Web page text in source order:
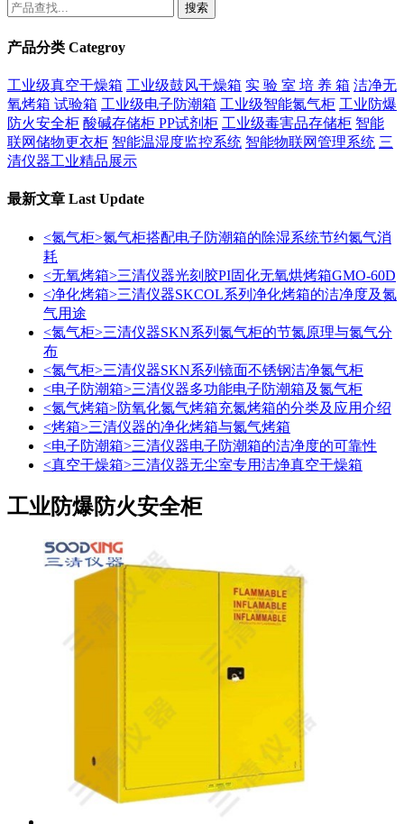
搜索
产品分类 Categroy
工业级真空干燥箱 工业级鼓风干燥箱 实 验 室 培 养 箱 洁净无
氧烤箱 试验箱 工业级电子防潮箱 工业级智能氮气柜 工业防爆
防火安全柜 酸碱存储柜 PP试剂柜 工业级毒害品存储柜 智能
联网储物更衣柜 智能温湿度监控系统 智能物联网管理系统 三
清仪器工业精品展示
最新文章 Last Update
<氮气柜>氮气柜搭配电子防潮箱的除湿系统节约氮气消
耗
<无氧烤箱>三清仪器光刻胶PI固化无氧烘烤箱GMO-60D
<净化烤箱>三清仪器SKCOL系列净化烤箱的洁净度及氮
气用途
<氮气柜>三清仪器SKN系列氮气柜的节氮原理与氮气分
布
<氮气柜>三清仪器SKN系列镜面不锈钢洁净氮气柜
<电子防潮箱>三清仪器多功能电子防潮箱及氮气柜
<氮气烤箱>防氧化氮气烤箱充氮烤箱的分类及应用介绍
<烤箱>三清仪器的净化烤箱与氮气烤箱
<电子防潮箱>三清仪器电子防潮箱的洁净度的可靠性
<真空干燥箱>三清仪器无尘室专用洁净真空干燥箱
工业防爆防火安全柜